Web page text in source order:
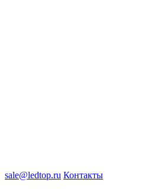
sale@ledtop.ru Контакты